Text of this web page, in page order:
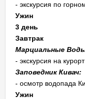
- экскурсия по
Ужин
3 день
Завтрак
Марциальные
- экскурсия на курорт
Заповедник Кивач:
- осмотр водопада
Ужин